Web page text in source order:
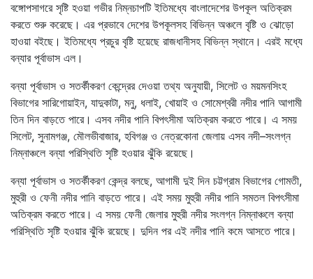
বঙ্গোপসাগরে সৃষ্টি হওয়া গভীর নিম্নচাপটি ইতিমধ্যে বাংলাদেশের উপকূল অতিক্রম
করতে শুরু করেছে। এর প্রভাবে দেশের উপকূলসহ বিভিন্ন অঞ্চলে বৃষ্টি ও ঝোড়ো
হাওয়া বইছে। ইতিমধ্যে প্রচুর বৃষ্টি হয়েছে রাজধানীসহ বিভিন্ন স্থানে। এরই মধ্যে
বন্যার পূর্বাভাস এল।
বন্যা পূর্বাভাস ও সতর্কীকরণ কেন্দ্রের দেওয়া তথ্য অনুযায়ী, সিলেট ও ময়মনসিংহ
বিভাগের সারিগোয়াইন, যাদুকাটা, মনু, ধলাই, খোয়াই ও সোমেশ্বরী নদীর পানি আগামী
তিন দিন বাড়তে পারে। এসব নদীর পানি বিপৎসীমা অতিক্রম করতে পারে। এ সময়
সিলেট, সুনামগঞ্জ, মৌলভীবাজার, হবিগঞ্জ ও নেত্রকোনা জেলায় এসব নদী–সংলগ্ন
নিম্নাঞ্চলে বন্যা পরিস্থিতি সৃষ্টি হওয়ার ঝুঁকি রয়েছে।
বন্যা পূর্বাভাস ও সতর্কীকরণ কেন্দ্র বলছে, আগামী দুই দিন চট্টগ্রাম বিভাগের গোমতী,
মুহুরী ও ফেনী নদীর পানি বাড়তে পারে। এই সময় মুহুরী নদীর পানি সমতল বিপৎসীমা
অতিক্রম করতে পারে। এ সময় ফেনী জেলার মুহুরী নদীর সংলগ্ন নিম্নাঞ্চলে বন্যা
পরিস্থিতি সৃষ্টি হওয়ার ঝুঁকি রয়েছে। দুদিন পর এই নদীর পানি কমে আসতে পারে।